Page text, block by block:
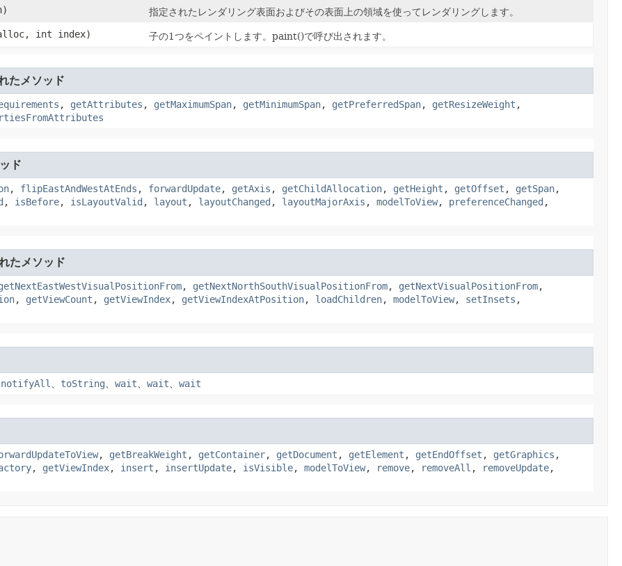
指定されたレンダリング表面およびその表面上の領域を使ってレンダリングします。
int index) 子の1つをペイントします。paint()で呼び出されます。
たメソッド
, getAttributes , getMaximumSpan, getMinimumSpan, getPreferredSpan, getResizeWeight ,
ド
, flipEastAndWestAtEnds , forwardUpdate, getAxis , getChildAllocation, getHeight , getOffset , getSpan,
, isBefore, isLayoutValid , layout , layoutChanged , layoutMajorAxis , modelToView, preferenceChanged ,
たメソッド
, getNextNorthSouthVisualPositionFrom, getNextVisualPositionFrom,
, getViewCount , getViewIndex, getViewIndexAtPosition, loadChildren, modelToView, setInsets ,
notifyAll、 toString、 wait、 wait、 wait
, getBreakWeight , getContainer, getDocument , getElement , getEndOffset , getGraphics ,
, getViewIndex, insert , insertUpdate, isVisible, modelToView, remove, removeAll , removeUpdate,